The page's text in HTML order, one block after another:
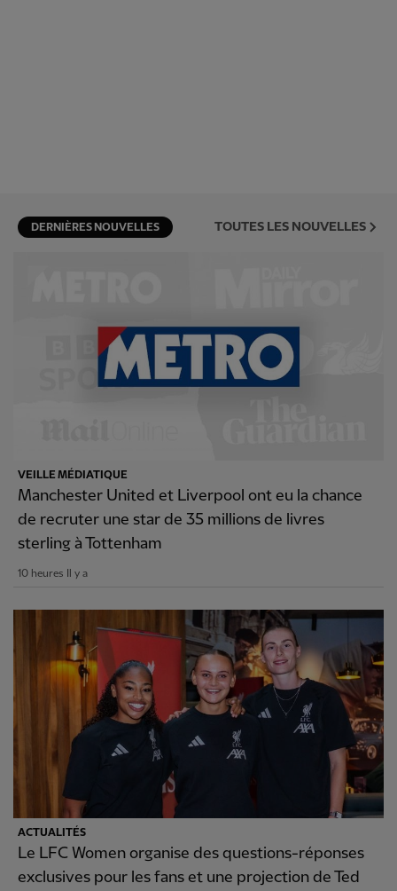
DERNIÈRES NOUVELLES TOUTES LES NOUVELLES
VEILLE MÉDIATIQUE
Manchester United et Liverpool ont eu la chance
de recruter une star de 35 millions de livres
sterling à Tottenham
10 heures Il y a
ACTUALITÉS
Le LFC Women organise des questions-réponses
exclusives pour les fans et une projection de Ted